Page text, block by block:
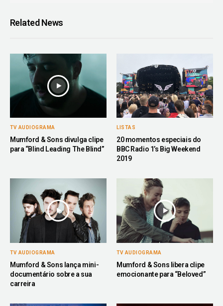
Related News
TV AUDIOGRAMA
Mumford & Sons divulga clipe
para “Blind Leading The Blind”
LISTAS
20 momentos especiais do
BBC Radio 1’s Big Weekend
2019
TV AUDIOGRAMA
Mumford & Sons lança mini-
documentário sobre a sua
carreira
TV AUDIOGRAMA
Mumford & Sons libera clipe
emocionante para “Beloved”